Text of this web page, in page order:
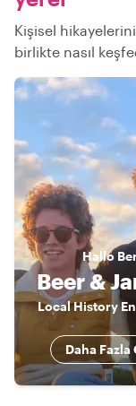
Kişisel
birlikte nasıl
Hallo
Beer &
Local History
Daha Fazla